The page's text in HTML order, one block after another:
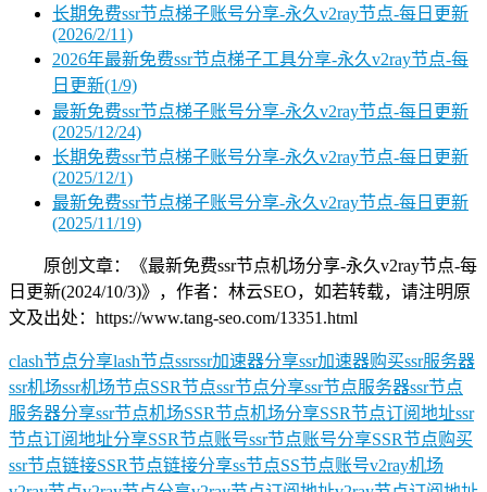
长期免费ssr节点梯子账号分享-永久v2ray节点-每日更新
(2026/2/11)
2026年最新免费ssr节点梯子工具分享-永久v2ray节点-每
日更新(1/9)
最新免费ssr节点梯子账号分享-永久v2ray节点-每日更新
(2025/12/24)
长期免费ssr节点梯子账号分享-永久v2ray节点-每日更新
(2025/12/1)
最新免费ssr节点梯子账号分享-永久v2ray节点-每日更新
(2025/11/19)
原创文章：《最新免费ssr节点机场分享-永久v2ray节点-每
日更新(2024/10/3)》，作者：林云SEO，如若转载，请注明原
文及出处：https://www.tang-seo.com/13351.html
clash节点分享lash节点ssrssr加速器分享ssr加速器购买ssr服务器
ssr机场ssr机场节点SSR节点ssr节点分享ssr节点服务器ssr节点
服务器分享ssr节点机场SSR节点机场分享SSR节点订阅地址ssr
节点订阅地址分享SSR节点账号ssr节点账号分享SSR节点购买
ssr节点链接SSR节点链接分享ss节点SS节点账号v2ray机场